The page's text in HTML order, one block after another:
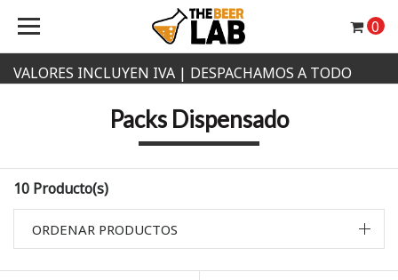
VALORES INCLUYEN IVA | DESPACHAMOS A TODO
0
Packs Dispensado
10 Producto(s)
ORDENAR PRODUCTOS